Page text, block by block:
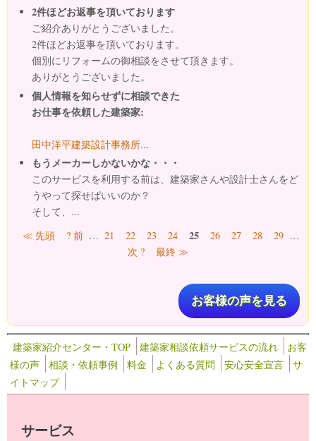
2件ほどお返事を頂いております
ご紹介ありがとうございました。
2件ほどお返事を頂いております。
個別にリフォームの御相談をさせて頂きます。
ありがとうございました。
個人情報を知らせずに相談できた
お仕事を依頼した建築家:
田中洋平建築設計事務所...
もうメーカーしかないかな・・・
このサービスを利用する前は、建築家さんや設計士さんをど
うやって探せばいいのか？
そして、...
ページ
≪ 先頭 ? 前 … 21 22 23 24 25 26 27 28 29 …
次 ?
最終 ≫
お客様の声を見る
建築家紹介センター・TOP 建築家相談依頼サービスの流れ
お客
様の声
相談・依頼事例 料金 よくある質問 安心安全宣言
サ
イトマップ
サービス